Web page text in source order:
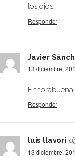
los ojos
Responder
Javier
13 diciembre,
Enhorabuena
Responder
luis llavori
13 diciembre,